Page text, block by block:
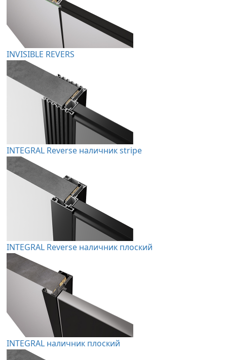
INVISIBLE REVERS
INTEGRAL Reverse наличник stripe
INTEGRAL Reverse наличник плоский
INTEGRAL наличник плоский